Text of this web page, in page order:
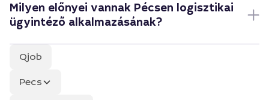
Milyen előnyei vannak Pécsen logisztikai
ügyintéző alkalmazásának?
Qjob
Pecs